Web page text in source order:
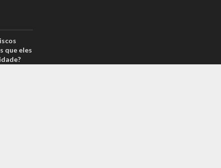
que eles